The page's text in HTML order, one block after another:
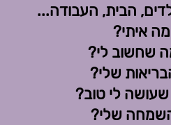
הבית, העבודה...
איתי?
שחשוב לי?
שלי?
לי טוב?
שלי?